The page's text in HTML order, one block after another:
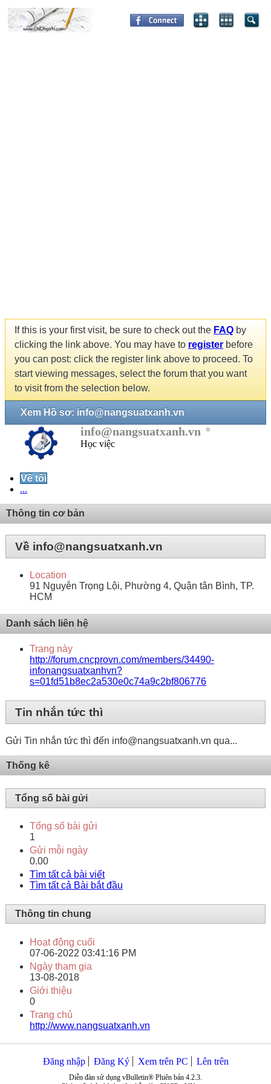
If this is your first visit, be sure to check out the FAQ by
clicking the link above. You may have to register before
you can post: click the register link above to proceed. To
start viewing messages, select the forum that you want
to visit from the selection below.
Xem Hồ sơ: info@nangsuatxanh.vn
info@nangsuatxanh.vn
Học việc
Về tôi
...
Thông tin cơ bản
Về info@nangsuatxanh.vn
Location
91 Nguyễn Trọng Lội, Phường 4, Quận tân Bình, TP.
HCM
Danh sách liên hệ
Trang này
http://forum.cncprovn.com/members/34490-
infonangsuatxanhvn?
s=01fd51b8ec2a530e0c74a9c2bf806776
Tin nhắn tức thì
Gửi Tin nhắn tức thì đến info@nangsuatxanh.vn qua...
Thống kê
Tổng số bài gửi
Tổng số bài gửi
1
Gửi mỗi ngày
0.00
Tìm tất cả bài viết
Tìm tất cả Bài bắt đầu
Thông tin chung
Hoạt động cuối
07-06-2022 03:41:16 PM
Ngày tham gia
13-08-2018
Giới thiệu
0
Trang chủ
http://www.nangsuatxanh.vn
Đăng nhập Đăng Ký Xem trên PC Lên trên
Diễn đàn sử dụng vBulletin® Phiên bản 4.2.3.